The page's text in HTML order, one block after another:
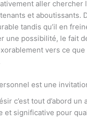
aller chercher
et aboutissants.
tandis qu’il en
une possibilité, le fait
vers ce que
est une
c’est tout d’abord
et significative pour